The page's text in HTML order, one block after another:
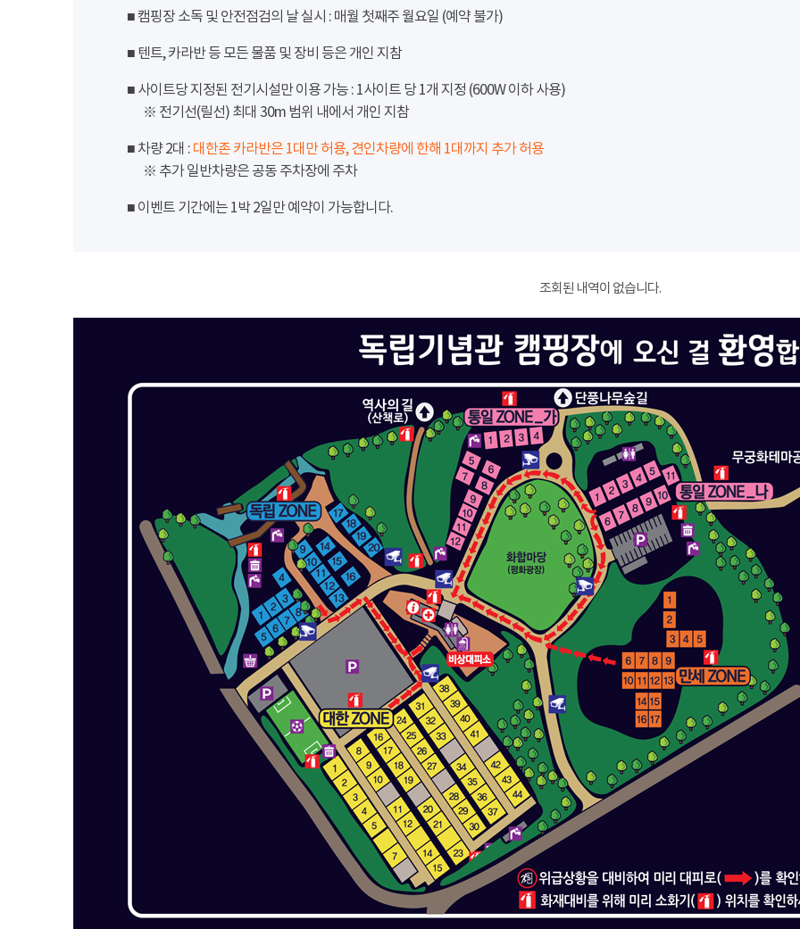
■ 캠핑장 소독 및 안전점검의 날 실시 : 매월 첫째주 월요일 (예약 불가)
■ 텐트, 카라반 등 모든 물품 및 장비 등은 개인 지참
■ 사이트당 지정된 전기시설만 이용 가능 : 1사이트 당 1개 지정 (600W 이하 사용)
※ 전기선(릴선) 최대 30m 범위 내에서 개인 지참
■ 차량 2대 : 대한존 카라반은 1대만 허용, 견인차량에 한해 1대까지 추가 허용
※ 추가 일반차량은 공동 주차장에 주차
■ 이벤트 기간에는 1박 2일만 예약이 가능합니다.
조회된 내역이 없습니다.